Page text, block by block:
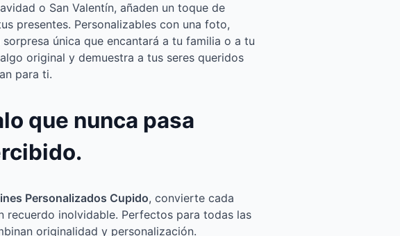
o San Valentín, añaden un toque de
presentes. Personalizables con una foto,
única que encantará a tu familia o a tu
original y demuestra a tus seres queridos
para ti.
que nunca pasa
Personalizados Cupido, convierte cada
recuerdo inolvidable. Perfectos para todas las
originalidad y personalización.